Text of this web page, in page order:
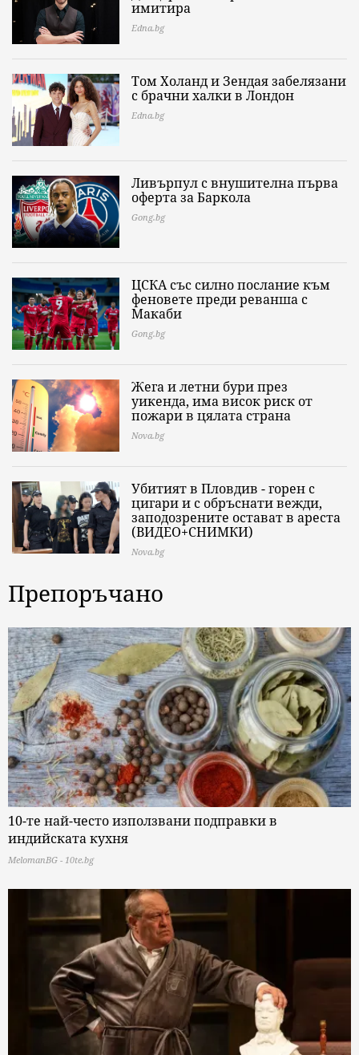
имитира
Edna.bg
Том Холанд и Зендая забелязани
с брачни халки в Лондон
Edna.bg
Ливърпул с внушителна първа
оферта за Баркола
Gong.bg
ЦСКА със силно послание към
феновете преди реванша с
Макаби
Gong.bg
Жега и летни бури през
уикенда, има висок риск от
пожари в цялата страна
Nova.bg
Убитият в Пловдив - горен с
цигари и с обръснати вежди,
заподозрените остават в ареста
(ВИДЕО+СНИМКИ)
Nova.bg
Препоръчано
10-те най-често използвани подправки в
индийската кухня
MelomanBG - 10te.bg